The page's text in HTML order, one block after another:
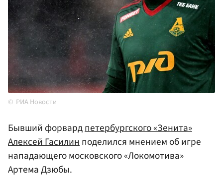
РИА Новости
Бывший форвардпетербургского «Зенита»
Алексей Гасилинподелился мнением об игре
нападающего московского «Локомотива»
Артема Дзюбы.